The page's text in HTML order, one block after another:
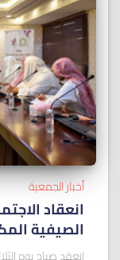
أخبار الجمعية
انعقاد
الصيفية